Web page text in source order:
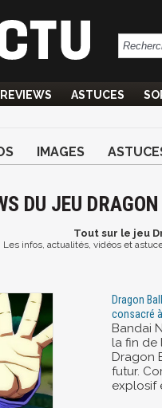
ASTUCES
IMAGES
DU JEU
Toutsur le jeu
Les infos, actualités, vidéos et
Dragon
consacré
Bandai
la fin de
Dragon
futur.
explosif